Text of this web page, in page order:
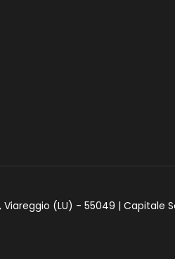
(LU) - 55049 | Capitale